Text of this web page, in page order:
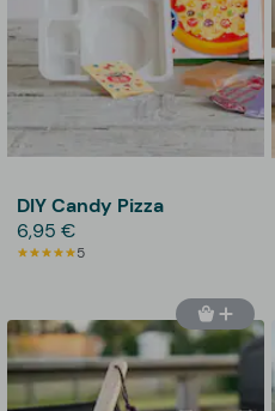
DIY Candy Pizza
6,95 €
5